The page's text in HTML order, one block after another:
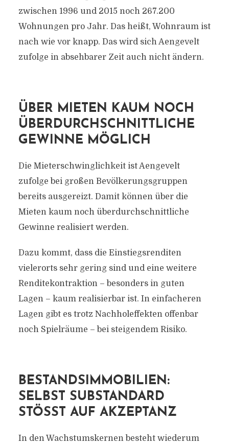
zwischen 1996 und 2015 noch 267.200
Wohnungen pro Jahr. Das heißt, Wohnraum ist
nach wie vor knapp. Das wird sich Aengevelt
zufolge in absehbarer Zeit auch nicht ändern.
ÜBER MIETEN KAUM NOCH
ÜBERDURCHSCHNITTLICHE
GEWINNE MÖGLICH
Die Mieterschwinglichkeit ist Aengevelt
zufolge bei großen Bevölkerungsgruppen
bereits ausgereizt. Damit können über die
Mieten kaum noch überdurchschnittliche
Gewinne realisiert werden.
Dazu kommt, dass die Einstiegsrenditen
vielerorts sehr gering sind und eine weitere
Renditekontraktion – besonders in guten
Lagen – kaum realisierbar ist. In einfacheren
Lagen gibt es trotz Nachholeffekten offenbar
noch Spielräume – bei steigendem Risiko.
BESTANDSIMMOBILIEN:
SELBST SUBSTANDARD
STÖSST AUF AKZEPTANZ
In den Wachstumskernen besteht wiederum